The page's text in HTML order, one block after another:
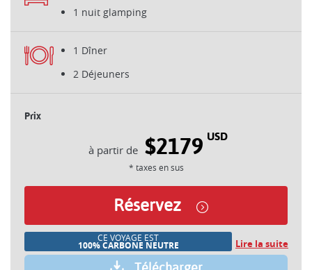
1 nuit glamping
1 Dîner
2 Déjeuners
Prix
$2179 USD
* taxes en sus
Réservez
CE VOYAGE EST
100% CARBONE NEUTRE Lire la suite